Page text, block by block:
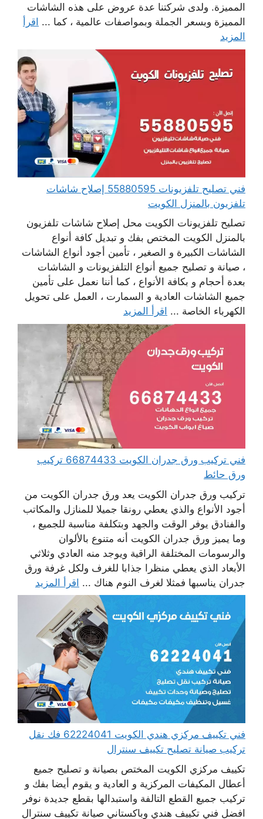
المميزة. ولدى شركتنا عدة عروض على هذه الشاشات
المميزة وبسعر الجملة وبمواصفات عالمية ، كما ... اقرأ
المزيد
فني تصليح تلفزيونات 55880595 إصلاح شاشات
تلفزيون بالمنزل الكويت
تصليح تلفزيونات الكويت محل إصلاح شاشات تلفزيون
بالمنزل الكويت المختص بفك و تبديل كافة أنواع
الشاشات الكبيرة و الصغير ، تأمين أجود أنواع الشاشات
، صيانة و تصليح جميع أنواع التلفزيونات و الشاشات
بعدة أحجام و بكافة الأنواع ، كما أننا نعمل على تأمين
جميع الشاشات العادية و السمارت ، العمل على تحويل
الكهرباء الخاصة ... اقرأ المزيد
فني تركيب ورق جدران الكويت 66874433 تركيب
ورق حائط
تركيب ورق جدران الكويت يعد ورق جدران الكويت من
أجود الأنواع والذي يعطي رونقا جميلا للمنازل والمكاتب
والفنادق يوفر الوقت والجهد وبتكلفة مناسبة للجميع ،
وما يميز ورق جدران الكويت أنه متنوع بالألوان
والرسومات المختلفة الراقية ويوجد منه العادي وثلاثي
الأبعاد الذي يعطي منظرا جذابا للغرف ولكل غرفة ورق
جدران يناسبها فمثلا لغرف النوم هناك ... اقرأ المزيد
فني تكييف مركزي هندي الكويت 62224041 فك نقل
تركيب صيانة تصليح تكييف سنترال
تكييف مركزي الكويت المختص بصيانة و تصليح جميع
أعطال المكيفات المركزية و العادية و يقوم أيضا بفك و
تركيب جميع القطع التالفة واستبدالها بقطع جديدة نوفر
افضل فني تكييف هندي وباكستاني صيانة تكييف سنترال